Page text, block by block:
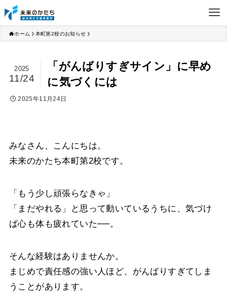
ホーム 本町第2校のお知らせ
「がんばりすぎサイン」に早め
に気づくには
2025
11/24
2025年11月24日
みなさん、こんにちは。
未来のかたち本町第2校です。
「もう少し頑張らなきゃ」
「まだやれる」と思って動いているうちに、気づけ
ば心も体も疲れていた──。
そんな経験はありませんか。
まじめで責任感の強い人ほど、がんばりすぎてしま
うことがあります。